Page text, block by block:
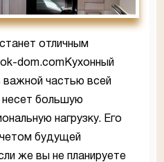
отличным
dom.comКухонный
важной частью всей
несет большую
нагрузку. Его
будущей
же вы не планируете